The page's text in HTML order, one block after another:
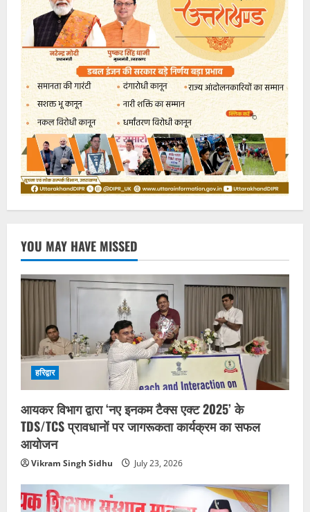
YOU MAY HAVE MISSED
हरिद्वार
आयकर विभाग द्वारा ‘नए इनकम टैक्स एक्ट 2025’ के
TDS/TCS प्रावधानों पर जागरूकता कार्यक्रम का सफल
आयोजन
Vikram Singh Sidhu July 23, 2026